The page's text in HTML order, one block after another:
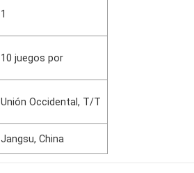
1
10 juegos por
Unión Occidental, T/T
Jangsu, China